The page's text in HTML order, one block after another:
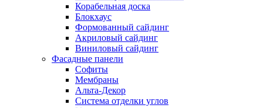
Корабельная доска
Блокхаус
Формованный сайдинг
Акриловый сайдинг
Виниловый сайдинг
Фасадные панели
Софиты
Мембраны
Альта-Декор
Система отделки углов